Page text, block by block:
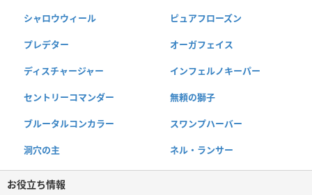
シャロウウィール ピュアフローズン
プレデター オーガフェイス
ディスチャージャー インフェルノキーパー
セントリーコマンダー 無頼の獅子
ブルータルコンカラー スワンプハーバー
洞穴の主 ネル・ランサー
お役立ち情報